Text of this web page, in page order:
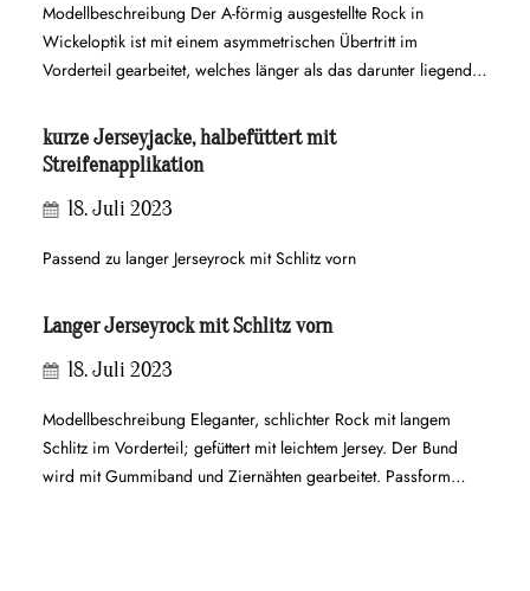
Modellbeschreibung Der A-förmig ausgestellte Rock in
Wickeloptik ist mit einem asymmetrischen Übertritt im
Vorderteil gearbeitet, welches länger als das darunter liegende
ist aufgesetzt. Das Rückenteil wird mit 2 Abnähern auf Figur
gebracht. In der rückwärtigen Mittelnaht ist ein Reißverschluss
eingenäht, der Bund wird mit…
kurze Jerseyjacke, halbefüttert mit
Streifenapplikation
18. Juli 2023
Passend zu langer Jerseyrock mit Schlitz vorn
Langer Jerseyrock mit Schlitz vorn
18. Juli 2023
Modellbeschreibung Eleganter, schlichter Rock mit langem
Schlitz im Vorderteil; gefüttert mit leichtem Jersey. Der Bund
wird mit Gummiband und Ziernähten gearbeitet. Passform